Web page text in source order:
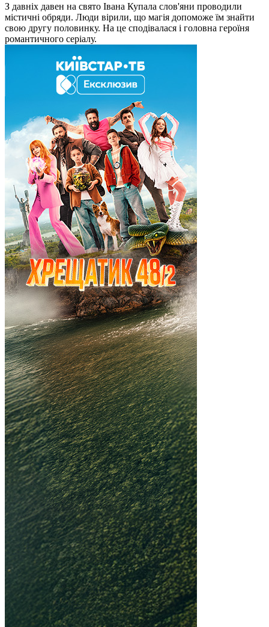
З давніх давен на свято Івана Купала слов'яни проводили
містичні обряди. Люди вірили, що магія допоможе їм знайти
свою другу половинку. На це сподівалася і головна героїня
романтичного серіалу.